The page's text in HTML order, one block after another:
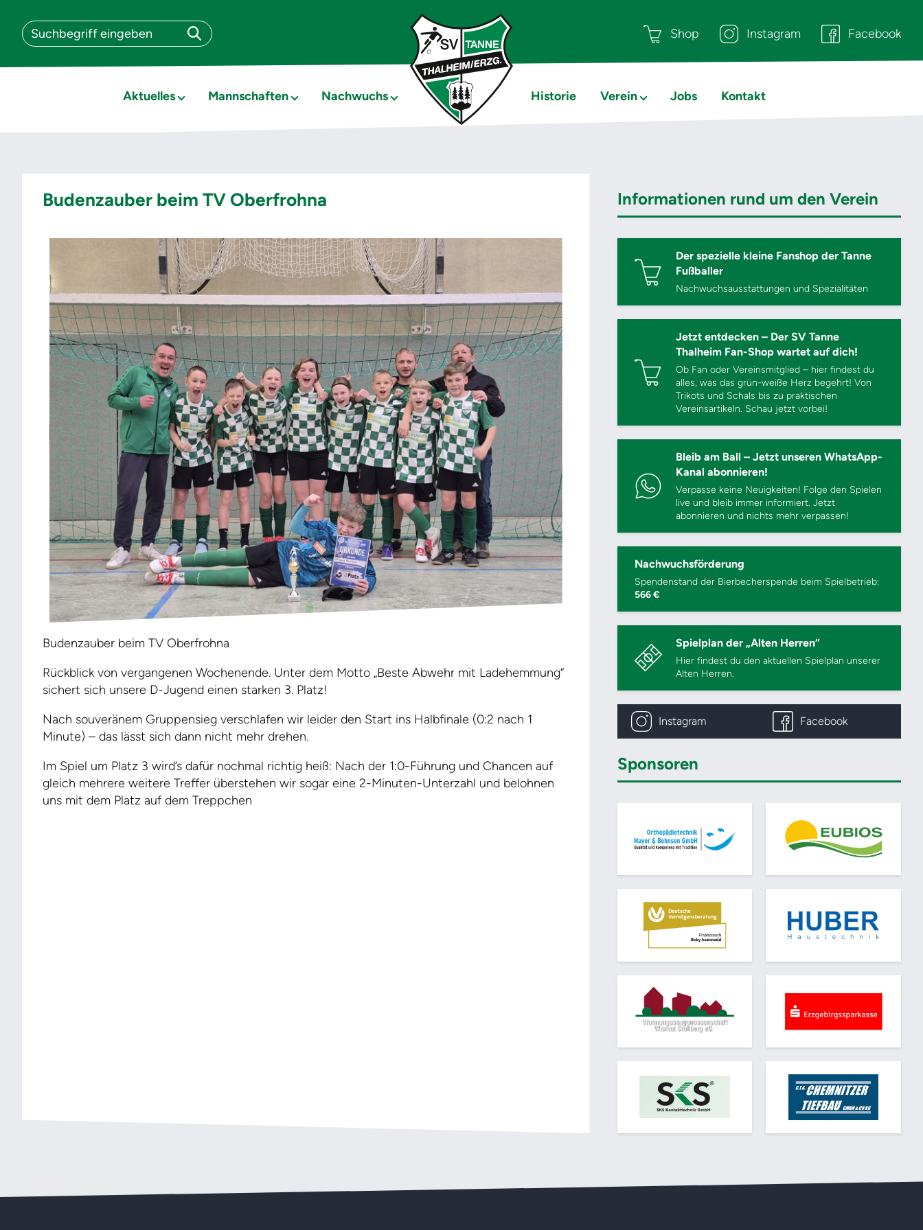
Shop Instagram Facebook
Aktuelles Mannschaften Nachwuchs Historie Verein Jobs Kontakt
Budenzauber beim TV Oberfrohna
Budenzauber beim TV Oberfrohna
Rückblick von vergangenen Wochenende. Unter dem Motto „Beste Abwehr mit Ladehemmung“
sichert sich unsere D-Jugend einen starken 3. Platz!
Nach souveränem Gruppensieg verschlafen wir leider den Start ins Halbfinale (0:2 nach 1
Minute) – das lässt sich dann nicht mehr drehen.
Im Spiel um Platz 3 wird’s dafür nochmal richtig heiß: Nach der 1:0-Führung und Chancen auf
gleich mehrere weitere Treffer überstehen wir sogar eine 2-Minuten-Unterzahl und belohnen
uns mit dem Platz auf dem Treppchen
Informationen rund um den Verein
Der spezielle kleine Fanshop der Tanne
Fußballer
Nachwuchsausstattungen und Spezialitäten
Jetzt entdecken – Der SV Tanne
Thalheim Fan-Shop wartet auf dich!
Ob Fan oder Vereinsmitglied – hier findest du
alles, was das grün-weiße Herz begehrt! Von
Trikots und Schals bis zu praktischen
Vereinsartikeln. Schau jetzt vorbei!
Bleib am Ball – Jetzt unseren WhatsApp-
Kanal abonnieren!
Verpasse keine Neuigkeiten! Folge den Spielen
live und bleib immer informiert. Jetzt
abonnieren und nichts mehr verpassen!
Nachwuchsförderung
Spendenstand der Bierbecherspende beim Spielbetrieb:
566 €
Spielplan der „Alten Herren“
Hier findest du den aktuellen Spielplan unserer
Alten Herren.
Instagram Facebook
Sponsoren